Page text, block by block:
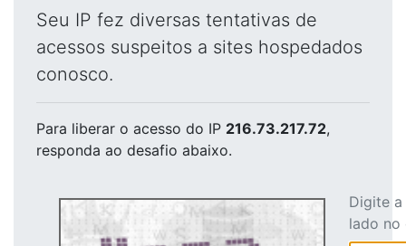
Seu IP fez diversas tentativas de
acessos suspeitos a sites hospedados
conosco.
Para liberar o acesso do IP 216.73.217.72,
responda ao desafio abaixo.
Digite
lado no